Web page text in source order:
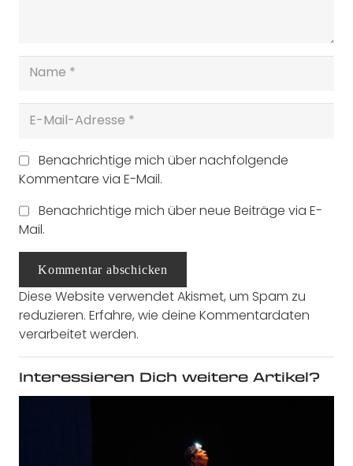
Benachrichtige mich über nachfolgende
Kommentare via E-Mail.
Benachrichtige mich über neue Beiträge via E-
Mail.
Kommentar abschicken
Diese Website verwendet Akismet, um Spam zu
reduzieren. Erfahre, wie deine Kommentardaten
verarbeitet werden.
Interessieren Dich weitere Artikel?